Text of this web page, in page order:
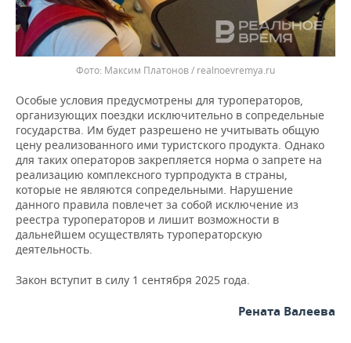
Максим Платонов / realnoevremya.ru
Особые условия предусмотрены для туроператоров,
организующих поездки исключительно в сопредельные
государства. Им будет разрешено не учитывать общую
цену реализованного ими туристского продукта. Однако
для таких операторов закрепляется норма о запрете на
реализацию комплексного турпродукта в страны,
которые не являются сопредельными. Нарушение
данного правила повлечет за собой исключение из
реестра туроператоров и лишит возможности в
дальнейшем осуществлять туроператорскую
деятельность.
Закон вступит в силу 1 сентября 2025 года.
Рената Валеева